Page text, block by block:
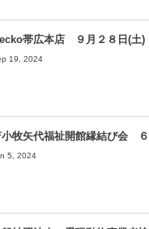
帯広本店 ９月２８日(
19, 2024
牧矢代福祉開館縁結び会 ６
5, 2024